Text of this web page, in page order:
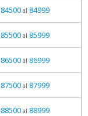
84500al 84999
85500al 85999
86500al 86999
87500al 87999
88500al 88999